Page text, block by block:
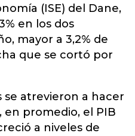
(ISE) del Dane,
en los dos
mayor a 3,2% de
que se cortó por
se atrevieron a hacer
promedio, el PIB
a niveles de